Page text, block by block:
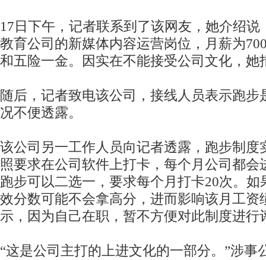
17日下午，记者联系到了该网友，她介绍
教育公司的新媒体内容运营岗位，月薪为
和五险一金。因实在不能接受公司文化，她
随后，记者致电该公司，接线人员表示跑步
况不便透露。
该公司另一工作人员向记者透露，跑步制度
照要求在公司软件上打卡，每个月公司都会
跑步可以二选一，要求每个月打卡20次。如
效分数可能不会拿高分，进而影响该月工资
示，因为自己在职，暂不方便对此制度进行
“这是公司主打的上进文化的一部分。”涉事